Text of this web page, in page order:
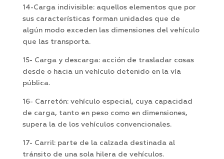
14-Carga indivisible: aquellos elementos que por
sus características forman unidades que de
algún modo exceden las dimensiones del vehículo
que las transporta.
15- Carga y descarga: acción de trasladar cosas
desde o hacia un vehículo detenido en la vía
pública.
16- Carretón: vehículo especial, cuya capacidad
de carga, tanto en peso como en dimensiones,
supera la de los vehículos convencionales.
17- Carril: parte de la calzada destinada al
tránsito de una sola hilera de vehículos.